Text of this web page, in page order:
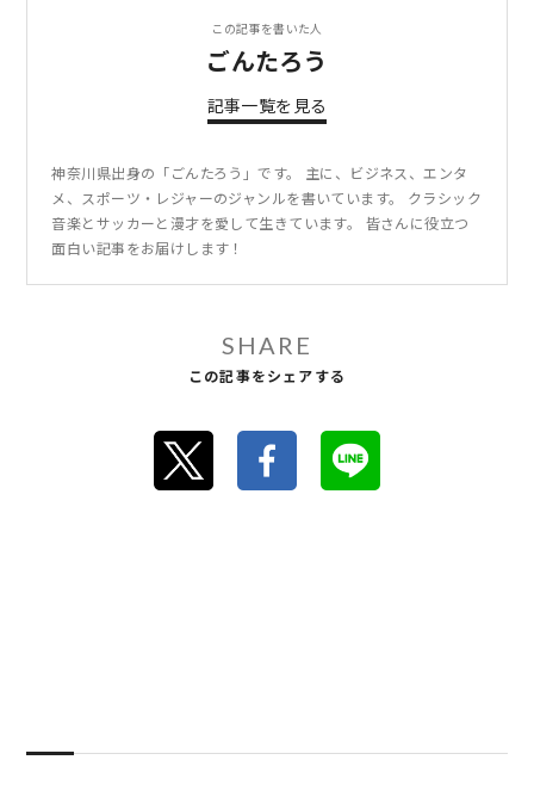
この記事を書いた人
ごんたろう
記事一覧を見る
神奈川県出身の「ごんたろう」です。 主に、ビジネス、エンタ
メ、スポーツ・レジャーのジャンルを書いています。 クラシック
音楽とサッカーと漫才を愛して生きています。 皆さんに役立つ
面白い記事をお届けします！
SHARE
この記事をシェアする